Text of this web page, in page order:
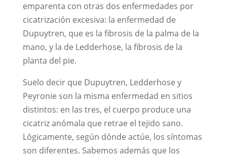
emparenta con otras dos enfermedades por
cicatrización excesiva: la enfermedad de
Dupuytren, que es la fibrosis de la palma de la
mano, y la de Ledderhose, la fibrosis de la
planta del pie.
Suelo decir que Dupuytren, Ledderhose y
Peyronie son la misma enfermedad en sitios
distintos: en las tres, el cuerpo produce una
cicatriz anómala que retrae el tejido sano.
Lógicamente, según dónde actúe, los síntomas
son diferentes. Sabemos además que los